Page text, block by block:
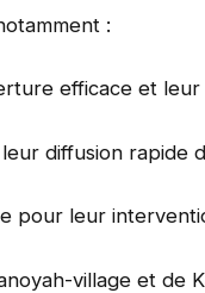
:
efficace et leur
diffusion rapide
pour leur
village et de